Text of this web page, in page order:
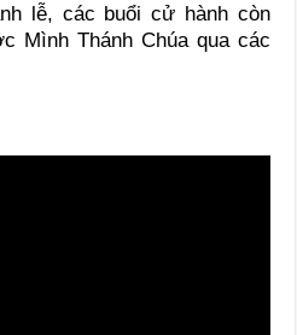
lễ, các buổi cử hành còn
Mình Thánh Chúa qua các